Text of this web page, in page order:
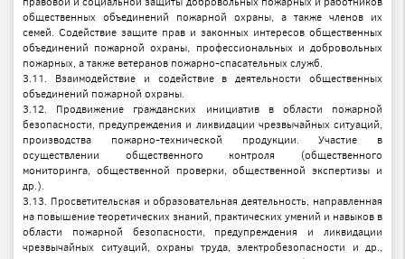
общественных объединений пожарной охраны, а также членов их
семей. Содействие защите прав и законных интересов общественных
объединений пожарной охраны, профессиональных и добровольных
пожарных, а также ветеранов пожарно-спасательных служб.
3.11. Взаимодействие и содействие в деятельности общественных
объединений пожарной охраны.
3.12. Продвижение гражданских инициатив в области пожарной
безопасности, предупреждения и ликвидации чрезвычайных ситуаций,
производства пожарно-технической продукции. Участие в
осуществлении общественного контроля (общественного
мониторинга, общественной проверки, общественной экспертизы и
др.).
3.13. Просветительская и образовательная деятельность, направленная
на повышение теоретических знаний, практических умений и навыков в
области пожарной безопасности, предупреждения и ликвидации
чрезвычайных ситуаций, охраны труда, электробезопасности и др.,